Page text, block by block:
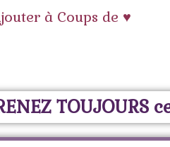
à Coups de ♥
TOUJOURS